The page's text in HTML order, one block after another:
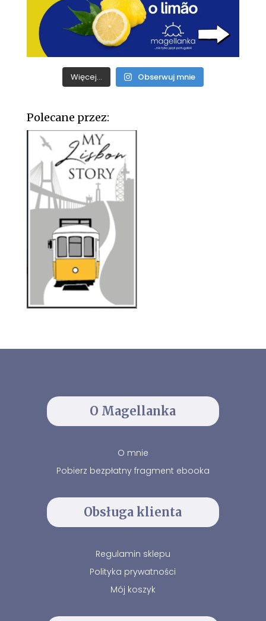
Więcej... Obserwuj mnie
Polecane przez:
O Magellanka
O mnie
Pobierz bezpłatny fragment ebooka
Obsługa klienta
Regulamin sklepu
Polityka prywatności
Mój koszyk